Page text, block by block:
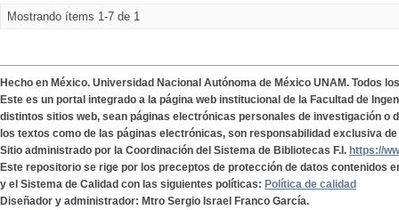
Mostrando ítems 1-7 de 1
Hecho en México. Universidad Nacional Autónoma de México UNAM. Todos
Este es un portal integrado a la página web institucional de la Facultad de
distintos sitios web, sean páginas electrónicas personales de investigación o
los textos como de las páginas electrónicas, son responsabilidad exclusiva
Sitio administrado por la Coordinación del Sistema de Bibliotecas F.I. https://
Este repositorio se rige por los preceptos de protección de datos contenidos
y el Sistema de Calidad con las siguientes políticas: Política de calidad
Diseñador y administrador: Mtro Sergio Israel Franco García.